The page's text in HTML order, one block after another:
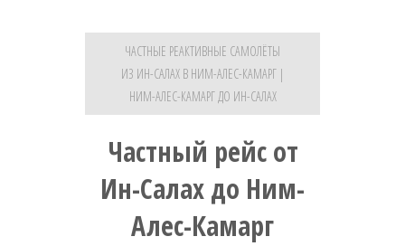
ЧАСТНЫЕ РЕАКТИВНЫЕ САМОЛЁТЫ
ИЗ ИН-САЛАХ В НИМ-АЛЕС-КАМАРГ |
НИМ-АЛЕС-КАМАРГ ДО ИН-САЛАХ
Частный рейс от
Ин-Салах до Ним-
Алес-Камарг